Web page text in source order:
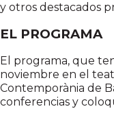
y otros destacados
EL PROGRAMA
El programa, que
noviembre en el
Contemporània de
conferencias y